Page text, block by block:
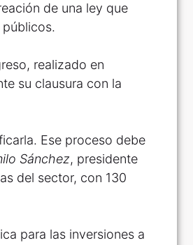
de una ley que
realizado en
su clausura con la
Ese proceso debe
Sánchez, presidente
del sector, con 130
para las inversiones a